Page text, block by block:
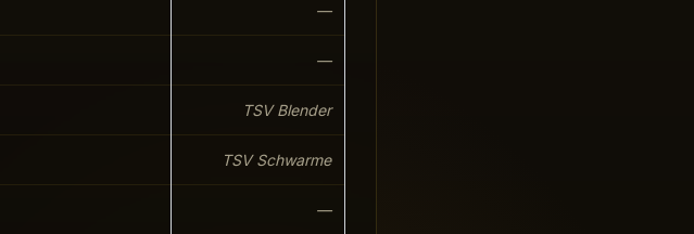
—
—
TSV Blender
TSV Schwarme
—